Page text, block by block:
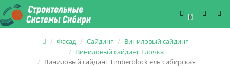
0
Фасад Сайдинг
Виниловый сайдинг
Виниловый сайдинг Елочка
Виниловый сайдинг Timberblock ель сибирская